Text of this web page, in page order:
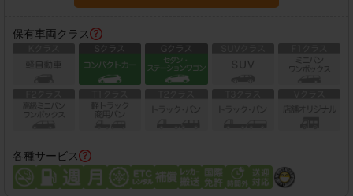
保有車両クラス
各種サービス